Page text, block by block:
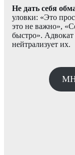
Не дать себя
уловки: «Это
это не важно»,
быстро».
нейтрализует их.